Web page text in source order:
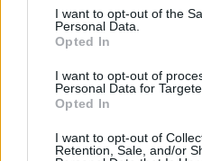
I want to opt-out of the
Personal Data.
Opted In
I want to opt-out of
Personal Data for
Opted In
I want to opt-out of
Retention, Sale, and/or
Disney: Πτώση 34,2%
εννεαμήνου – Στα 7,28
Viohalco: Αυξημένος
εξάμηνο, στα 4,3 δισ.
06/08/2026 - 08:23 ΕΠΙΧΕΙΡΗΣΕΙΣ